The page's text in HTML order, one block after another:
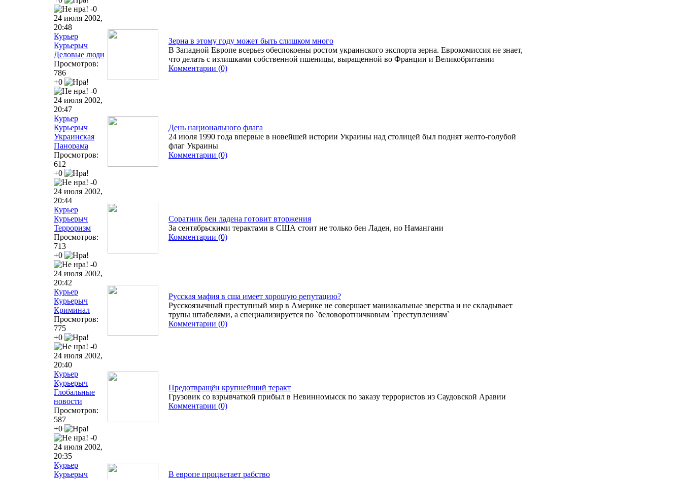
-0
24 июля 2002,
20:48
Курьер
Курьерыч
Деловые люди
Просмотров:
786
+0
-0
Зерна в этому году может быть слишком много
В Западной Европе всерьез обеспокоены ростом украинского экспорта зерна. Еврокомиссия не знает,
что делать с излишками собственной пшеницы, выращенной во Франции и Великобритании
Комментарии (0)
24 июля 2002,
20:47
Курьер
Курьерыч
Украинская
Панорама
Просмотров:
612
+0
-0
День национального флага
24 июля 1990 года впервые в новейшей истории Украины над столицей был поднят желто-голубой
флаг Украины
Комментарии (0)
24 июля 2002,
20:44
Курьер
Курьерыч
Терроризм
Просмотров:
713
+0
-0
Соратник бен ладена готовит вторжения
За сентябрьскими терактами в США стоит не только бен Ладен, но Намангани
Комментарии (0)
24 июля 2002,
20:42
Курьер
Курьерыч
Криминал
Просмотров:
775
+0
-0
Русская мафия в сша имеет хорошую репутацию?
Русскоязычный преступный мир в Америке не совершает маниакальные зверства и не складывает
трупы штабелями, а специализируется по `беловоротничковым `преступлениям`
Комментарии (0)
24 июля 2002,
20:40
Курьер
Курьерыч
Глобальные
новости
Просмотров:
587
+0
-0
Предотвращён крупнейший теракт
Грузовик со взрывчаткой прибыл в Невинномысск по заказу террористов из Саудовской Аравии
Комментарии (0)
24 июля 2002,
20:35
Курьер
Курьерыч
В европе процветает рабство